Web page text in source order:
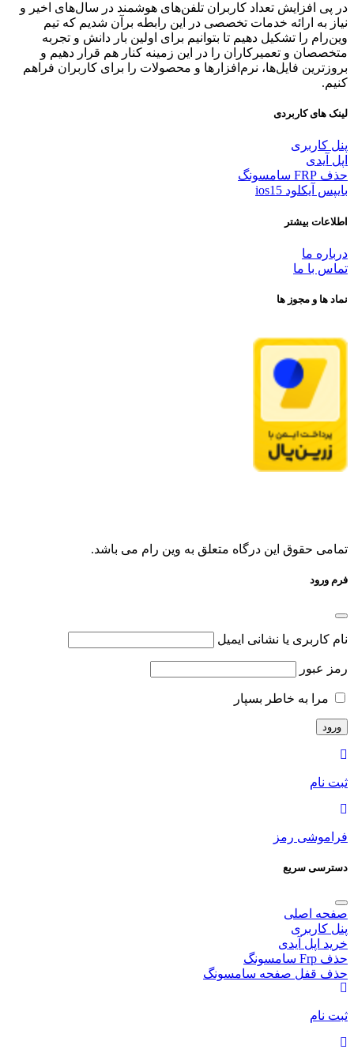
در پی افزایش تعداد کاربران تلفن‌های هوشمند در سال‌های اخیر و
نیاز به ارائه خدمات تخصصی در این رابطه برآن شدیم که تیم
وین‌رام را تشکیل دهیم تا بتوانیم برای اولین بار دانش و تجربه
متخصصان و تعمیرکاران را در این زمینه کنار هم قرار دهیم و
بروزترین فایل‌ها، نرم‌افزارها و محصولات را برای کاربران فراهم
کنیم.
لینک های کاربردی
پنل کاربری
اپل آیدی
حذف FRP سامسونگ
بایپس آیکلود ios15
اطلاعات بیشتر
درباره ما
تماس با ما
نماد ها و مجوز ها
تمامی حقوق این درگاه متعلق به وین رام می باشد.
فرم ورود
نام کاربری یا نشانی ایمیل
رمز عبور
مرا به خاطر بسپار
ثبت نام
فراموشی رمز
دسترسی سریع
صفحه اصلی
پنل کاربری
خرید اپل آیدی
حذف Frp سامسونگ
حذف قفل صفحه سامسونگ
ثبت نام